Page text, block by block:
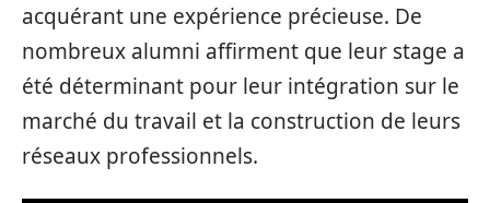
acquérant une expérience précieuse. De
nombreux alumni affirment que leur stage a
été déterminant pour leur intégration sur le
marché du travail et la construction de leurs
réseaux professionnels.